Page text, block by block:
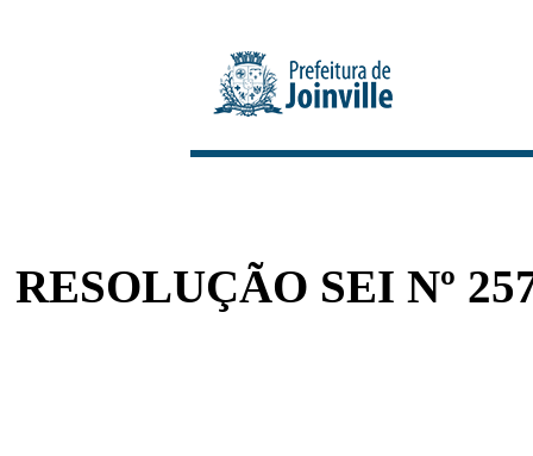
RESOLUÇÃO SEI Nº